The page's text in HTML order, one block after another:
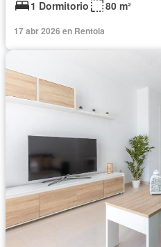
1 Dormitorio
80 m²
17 abr 2026 en Rentola